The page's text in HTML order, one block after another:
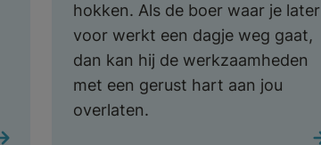
hokken. Als de boer waar je later
voor werkt een dagje weg gaat,
dan kan hij de werkzaamheden
met een gerust hart aan jou
overlaten.